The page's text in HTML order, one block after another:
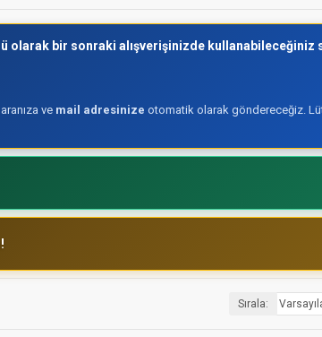
bir sonraki alışverişinizde kullanabileceğiniz
ve mail adresinize otomatik olarak göndereceğiz.
Sırala: